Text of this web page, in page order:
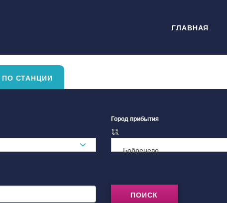
ГЛАВНАЯ
ПО СТАНЦИИ
Город прибытия
Бобренево
ПОИСК